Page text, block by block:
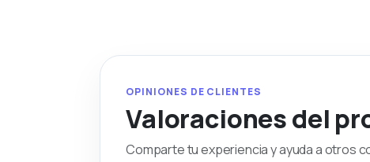
OPINIONES DE CLIENTES
Valoraciones del
Comparte tu experiencia y ayuda a otros